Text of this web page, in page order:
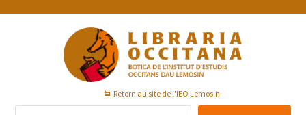
Skip
Skip
Skip
Retorn au site de l'IEO Lemosin